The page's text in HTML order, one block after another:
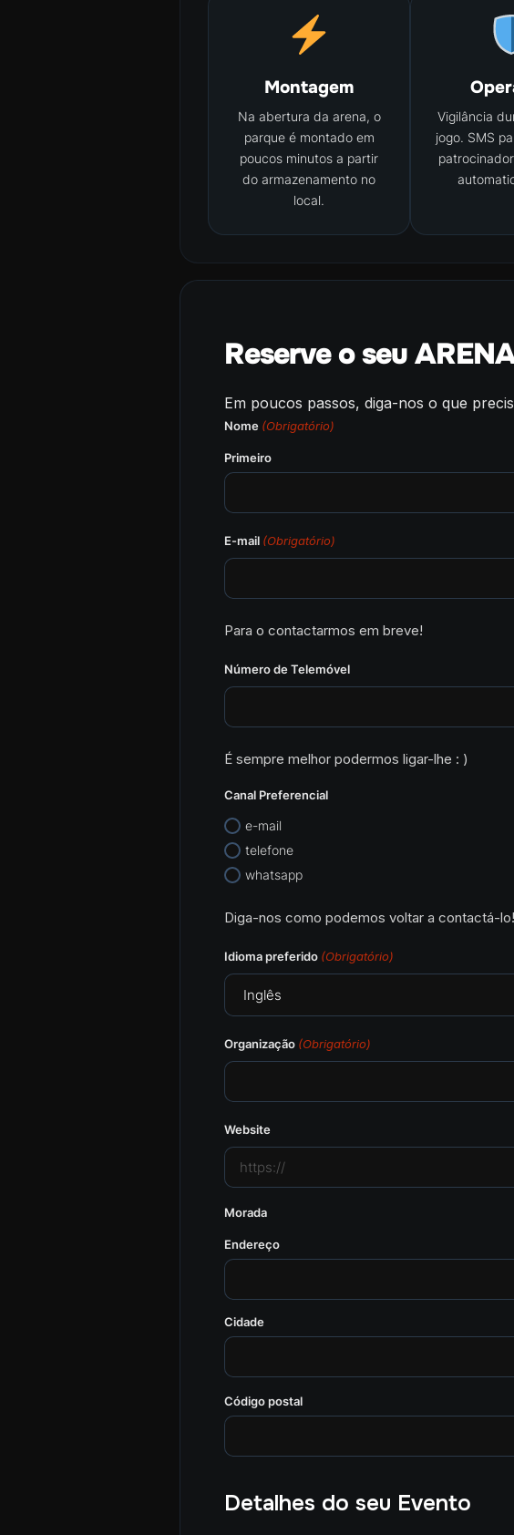
Montagem
Na abertura da arena, o
parque é montado em
poucos minutos a partir
do armazenamento no
local.
Vigilância
jogo. SMS
Reserve o seu
Em poucos passos, diga-nos o que
Nome (Obrigatório)
Primeiro
E-mail (Obrigatório)
Para o contactarmos em breve!
Número de Telemóvel
É sempre melhor podermos ligar-lhe : )
Canal Preferencial
e-mail
telefone
whatsapp
Diga-nos como podemos voltar a contactá-lo!
Idioma preferido (Obrigatório)
Organização (Obrigatório)
Website
Morada
Endereço
Cidade
Código postal
Detalhes do seu Evento